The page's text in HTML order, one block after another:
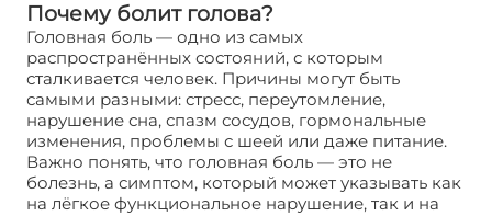
Почему болит голова?
Головная боль — одно из самых
распространённых состояний, с которым
сталкивается человек. Причины могут быть
самыми разными: стресс, переутомление,
нарушение сна, спазм сосудов, гормональные
изменения, проблемы с шеей или даже питание.
Важно понять, что головная боль — это не
болезнь, а симптом, который может указывать как
на лёгкое функциональное нарушение, так и на